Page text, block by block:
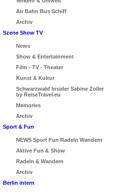
Air Bahn Bus Schiff
Archiv
Szene Show TV
News
Show & Entertainment
Film - TV - Theater
Kunst & Kultur
Schwarzwald Insider Sabine Zoller
by ReiseTravel.eu
Memories
Archiv
Sport & Fun
NEWS Sport Fun Radeln Wandern
Aktive Fun & Show
Radeln & Wandern
Archiv
Berlin intern